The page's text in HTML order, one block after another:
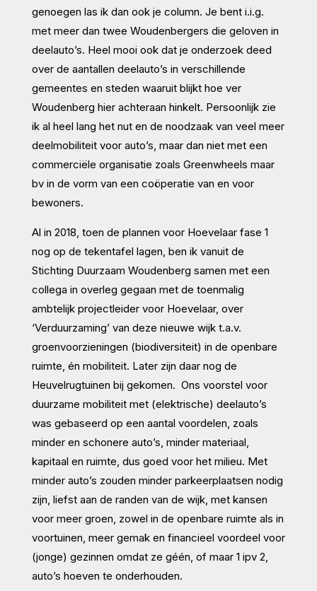
genoegen las ik dan ook je column. Je bent i.i.g.
met meer dan twee Woudenbergers die geloven in
deelauto’s. Heel mooi ook dat je onderzoek deed
over de aantallen deelauto’s in verschillende
gemeentes en steden waaruit blijkt hoe ver
Woudenberg hier achteraan hinkelt. Persoonlijk zie
ik al heel lang het nut en de noodzaak van veel meer
deelmobiliteit voor auto’s, maar dan niet met een
commerciële organisatie zoals Greenwheels maar
bv in de vorm van een coöperatie van en voor
bewoners.
Al in 2018, toen de plannen voor Hoevelaar fase 1
nog op de tekentafel lagen, ben ik vanuit de
Stichting Duurzaam Woudenberg samen met een
collega in overleg gegaan met de toenmalig
ambtelijk projectleider voor Hoevelaar, over
‘Verduurzaming’ van deze nieuwe wijk t.a.v.
groenvoorzieningen (biodiversiteit) in de openbare
ruimte, én mobiliteit. Later zijn daar nog de
Heuvelrugtuinen bij gekomen. Ons voorstel voor
duurzame mobiliteit met (elektrische) deelauto’s
was gebaseerd op een aantal voordelen, zoals
minder en schonere auto’s, minder materiaal,
kapitaal en ruimte, dus goed voor het milieu. Met
minder auto’s zouden minder parkeerplaatsen nodig
zijn, liefst aan de randen van de wijk, met kansen
voor meer groen, zowel in de openbare ruimte als in
voortuinen, meer gemak en financieel voordeel voor
(jonge) gezinnen omdat ze géén, of maar 1 ipv 2,
auto’s hoeven te onderhouden.